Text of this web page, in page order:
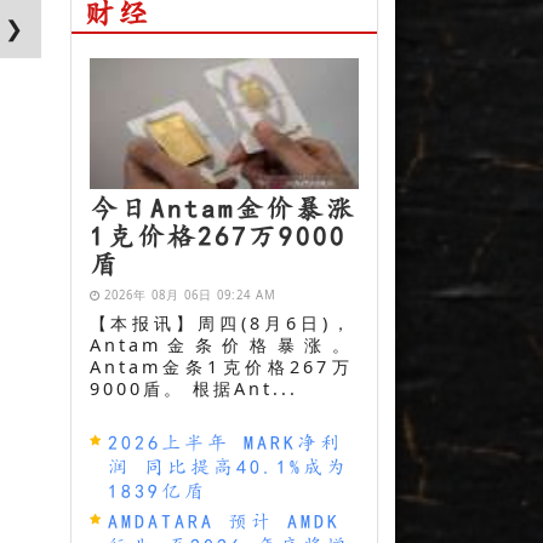
❯ 财经
今日Antam金价暴涨
1克价格267万9000
盾
2026年 08月 06日 09:24 AM
【本报讯】周四(8月6日)，
Antam金条价格暴涨。
Antam金条1克价格267万
9000盾。 根据Ant...
2026上半年 MARK净利
润 同比提高40.1%成为
1839亿盾
AMDATARA 预计 AMDK